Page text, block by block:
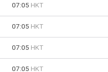
07:05 HKT
07:05 HKT
07:05 HKT
07:05 HKT